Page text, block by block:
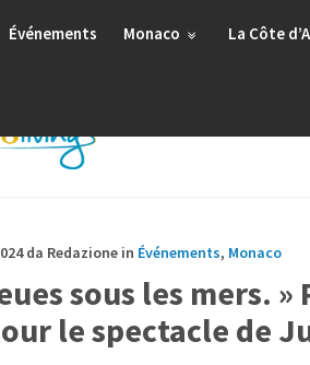
Événements Monaco La Côte
da Redazione in Événements, Monaco
sous les mers.
le spectacle de